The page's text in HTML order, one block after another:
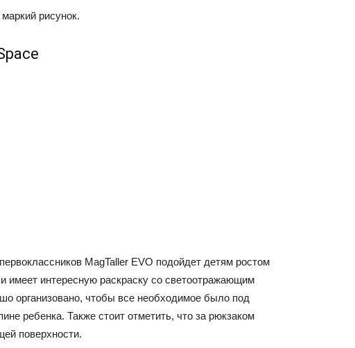
рисунок.
MagTaller EVO подойдет детям ростом
имеет интересную раскраску со светоотражающим
организовано, чтобы все необходимое было под
ребенка. Также стоит отметить, что за рюкзаком
поверхности.